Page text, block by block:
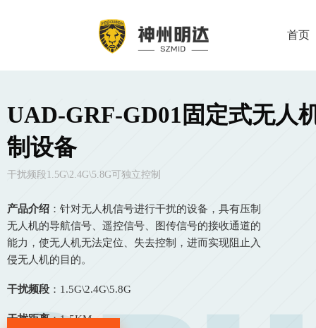
首页
UAD-GRF-GD01固定式无人
制设备
干扰频段1.5G\2.4G\5.8G可独立控制
产品介绍 ：针对无人机信号进行干扰的设备，具有压制
无人机的导航信号、遥控信号、图传信号的接收通道的
能力，使无人机无法定位、失去控制，进而实现阻止入
侵无人机的目的。
干扰频段 ：1.5G\2.4G\5.8G
干扰距离：1-5KM